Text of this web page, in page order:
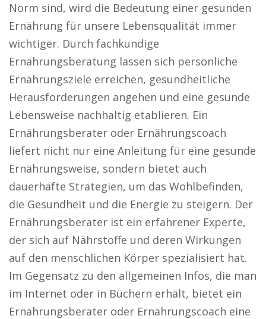
Norm sind, wird die Bedeutung einer gesunden
Ernährung für unsere Lebensqualität immer
wichtiger. Durch fachkundige
Ernährungsberatung lassen sich persönliche
Ernährungsziele erreichen, gesundheitliche
Herausforderungen angehen und eine gesunde
Lebensweise nachhaltig etablieren. Ein
Ernährungsberater oder Ernährungscoach
liefert nicht nur eine Anleitung für eine gesunde
Ernährungsweise, sondern bietet auch
dauerhafte Strategien, um das Wohlbefinden,
die Gesundheit und die Energie zu steigern. Der
Ernährungsberater ist ein erfahrener Experte,
der sich auf Nährstoffe und deren Wirkungen
auf den menschlichen Körper spezialisiert hat.
Im Gegensatz zu den allgemeinen Infos, die man
im Internet oder in Büchern erhält, bietet ein
Ernährungsberater oder Ernährungscoach eine